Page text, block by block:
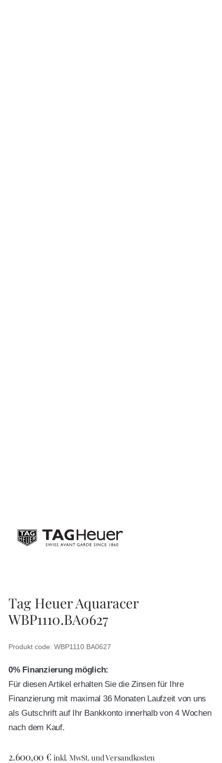
Tag Heuer Aquaracer
WBP1110.BA0627
Produkt code: WBP1110.BA0627
0% Finanzierung möglich:
Für diesen Artikel erhalten Sie die Zinsen für Ihre
Finanzierung mit maximal 36 Monaten Laufzeit von uns
als Gutschrift auf Ihr Bankkonto innerhalb von 4 Wochen
nach dem Kauf.
2.600,00€ inkl. MwSt. und Versandkosten